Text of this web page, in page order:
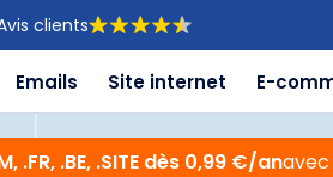
clients
Emails Site internet E-
.BE, .SITE dès 0,99 €/anavec